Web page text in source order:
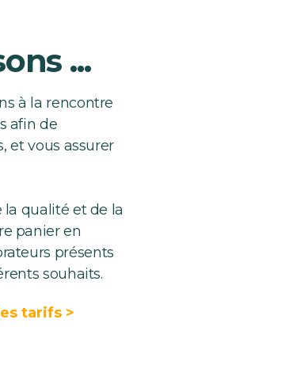
...
à la rencontre
afin de
et vous assurer
la qualité et de la
panier en
présents
souhaits.
tarifs >